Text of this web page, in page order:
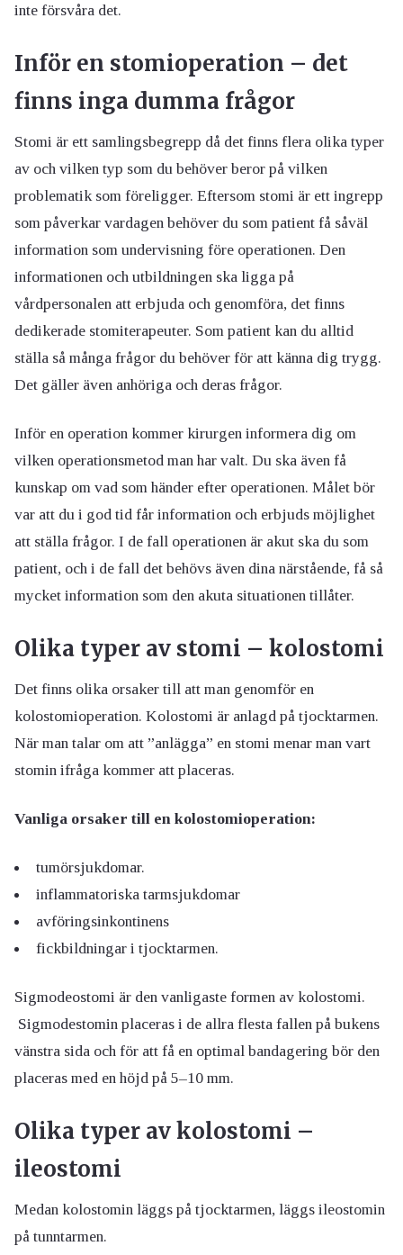
inte försvåra det.
Inför en stomioperation – det
finns inga dumma frågor
Stomi är ett samlingsbegrepp då det finns flera olika typer
av och vilken typ som du behöver beror på vilken
problematik som föreligger. Eftersom stomi är ett ingrepp
som påverkar vardagen behöver du som patient få såväl
information som undervisning före operationen. Den
informationen och utbildningen ska ligga på
vårdpersonalen att erbjuda och genomföra, det finns
dedikerade stomiterapeuter. Som patient kan du alltid
ställa så många frågor du behöver för att känna dig trygg.
Det gäller även anhöriga och deras frågor.
Inför en operation kommer kirurgen informera dig om
vilken operationsmetod man har valt. Du ska även få
kunskap om vad som händer efter operationen. Målet bör
var att du i god tid får information och erbjuds möjlighet
att ställa frågor. I de fall operationen är akut ska du som
patient, och i de fall det behövs även dina närstående, få så
mycket information som den akuta situationen tillåter.
Olika typer av stomi – kolostomi
Det finns olika orsaker till att man genomför en
kolostomioperation. Kolostomi är anlagd på tjocktarmen.
När man talar om att ”anlägga” en stomi menar man vart
stomin ifråga kommer att placeras.
Vanliga orsaker till en kolostomioperation:
tumörsjukdomar.
inflammatoriska tarmsjukdomar
avföringsinkontinens
fickbildningar i tjocktarmen.
Sigmodeostomi är den vanligaste formen av kolostomi.
Sigmodestomin placeras i de allra flesta fallen på bukens
vänstra sida och för att få en optimal bandagering bör den
placeras med en höjd på 5–10 mm.
Olika typer av kolostomi –
ileostomi
Medan kolostomin läggs på tjocktarmen, läggs ileostomin
på tunntarmen.